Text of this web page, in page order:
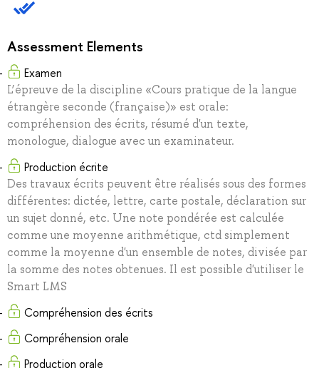
Assessment Elements
Examen
L’épreuve de la discipline «Cours pratique de la langue
étrangère seconde (française)» est orale:
compréhension des écrits, résumé d'un texte,
monologue, dialogue avec un examinateur.
Production écrite
Des travaux écrits peuvent être réalisés sous des formes
différentes: dictée, lettre, carte postale, déclaration sur
un sujet donné, etc. Une note pondérée est calculée
comme une moyenne arithmétique, ctd simplement
comme la moyenne d'un ensemble de notes, divisée par
la somme des notes obtenues. Il est possible d'utiliser le
Smart LMS
Сompréhension des écrits
Compréhension orale
Production orale